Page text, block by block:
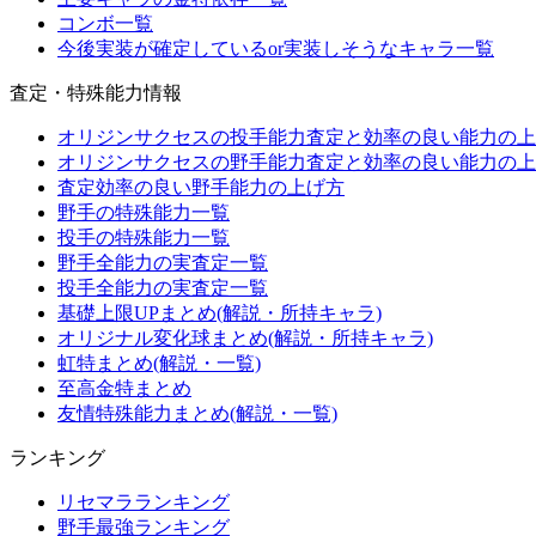
コンボ一覧
今後実装が確定しているor実装しそうなキャラ一覧
査定・特殊能力情報
オリジンサクセスの投手能力査定と効率の良い能力の
オリジンサクセスの野手能力査定と効率の良い能力の
査定効率の良い野手能力の上げ方
野手の特殊能力一覧
投手の特殊能力一覧
野手全能力の実査定一覧
投手全能力の実査定一覧
基礎上限UPまとめ(解説・所持キャラ)
オリジナル変化球まとめ(解説・所持キャラ)
虹特まとめ(解説・一覧)
至高金特まとめ
友情特殊能力まとめ(解説・一覧)
ランキング
リセマラランキング
野手最強ランキング